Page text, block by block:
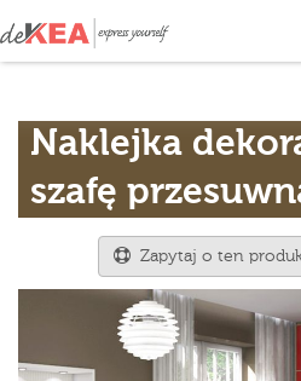
Naklejka
szafę
Zapytaj o ten